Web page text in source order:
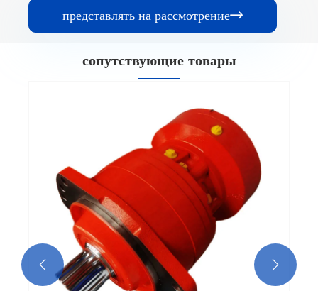
представлять на рассмотрение
сопутствующие товары
 